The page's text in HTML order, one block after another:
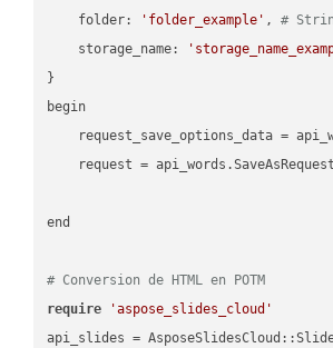
    folder:
'folder_example' , #
    storage_name:
}
begin
request_save_options_data =
request =
end
# Conversion de HTML en POTM
require
'aspose_slides_cloud'
api_slides =